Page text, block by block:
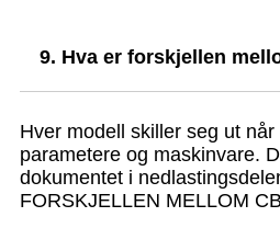
9. Hva er forskjellen
Hver modell skiller seg ut
parametere og maskinvare.
dokumentet i
FORSKJELLEN MELLOM